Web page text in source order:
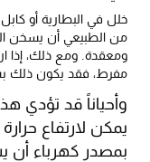
خلل في البطارية أو
من الطبيعي أن يسخن
ومعقدة. ومع ذلك، إذا
مفرط، فقد يكون ذلك
وأحياناً قد تؤدي
يمكن لارتفاع
بمصدر كهرباء أن